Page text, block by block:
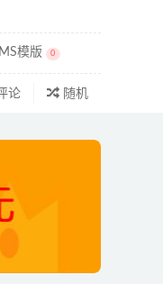
模版 0
论 随机